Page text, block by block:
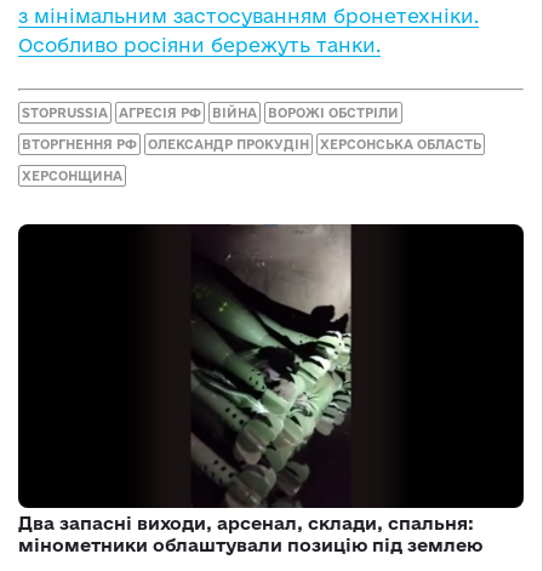
з мінімальним застосуванням бронетехніки.
Особливо росіяни бережуть танки.
STOPRUSSIA АГРЕСІЯ РФ ВІЙНА ВОРОЖІ ОБСТРІЛИ
ВТОРГНЕННЯ РФ ОЛЕКСАНДР ПРОКУДІН ХЕРСОНСЬКА ОБЛАСТЬ
ХЕРСОНЩИНА
Два запасні виходи, арсенал, склади, спальня:
мінометники облаштували позицію під землею